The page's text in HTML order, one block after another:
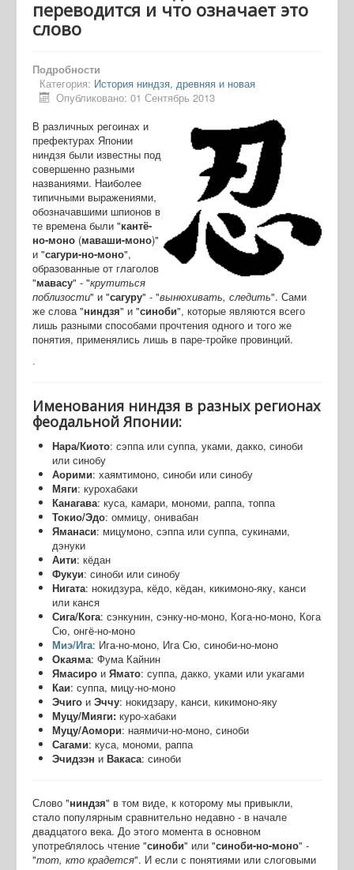
переводится и что означает это
слово
Подробности
Категория: История ниндзя, древняя и новая
Опубликовано: 01 Сентябрь 2013
В различных регоинах и
префектурах Японии
ниндзя были известны под
совершенно разными
названиями. Наиболее
типичными выражениями,
обозначавшими шпионов в
те времена были "кантё-
но-моно (маваши-моно)"
и "сагури-но-моно",
образованные от глаголов
"мавасу" - "крутиться
поблизости" и "сагуру" - "вынюхивать, следить". Сами
же слова "ниндзя" и "синоби", которые являются всего
лишь разными способами прочтения одного и того же
понятия, применялись лишь в паре-тройке провинций.
.
Именования ниндзя в разных регионах
феодальной Японии:
Нара/Киото: сэппа или суппа, уками, дакко, синоби
или синобу
Аорими: хаямтимоно, синоби или синобу
Мяги: курохабаки
Канагава: куса, камари, мономи, раппа, топпа
Токио/Эдо: оммицу, онивабан
Яманаси: мицумоно, сэппа или суппа, сукинами,
дэнуки
Аити: кёдан
Фукуи: синоби или синобу
Нигата: нокидзура, кёдо, кёдан, кикимоно-яку, канси
или канся
Сига/Кога: сэнкунин, сэнку-но-моно, Кога-но-моно, Кога
Сю, онгё-но-моно
Миэ/Ига: Ига-но-моно, Ига Сю, синоби-но-моно
Окаяма: Фума Кайнин
Ямасиро и Ямато: суппа, дакко, уками или укагами
Каи: суппа, мицу-но-моно
Эчиго и Эччу: нокидзару, канси, кикимоно-яку
Муцу/Мияги: куро-хабаки
Муцу/Аомори: наямичи-но-моно, синоби
Сагами: куса, мономи, раппа
Эчидзэн и Вакаса: синоби
Слово "ниндзя" в том виде, к которому мы привыкли,
стало популярным сравнительно недавно - в начале
двадцатого века. До этого момента в основном
употреблялось чтение "синоби" или "синоби-но-моно" -
"тот, кто крадется". И если с понятиями или слоговыми